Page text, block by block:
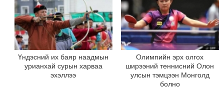
Үндэсний их баяр наадмын
урианхай сурын харваа
эхэллээ
Олимпийн эрх олгох
ширээний теннисний Олон
улсын тэмцээн Монголд
болно